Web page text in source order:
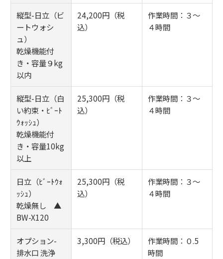
縦型-日立（ビ
ートウォシ
ュ）
乾燥機能付
き・容量９kg
以内
24,200円（税
込）
作業時間：３～
４時間
縦型-日立（白
い約束・ﾋﾞｰﾄ
ｳｫｯｼｭ）
乾燥機能付
き・容量10kg
以上
25,300円（税
込）
作業時間：３～
４時間
日立（ﾋﾞｰﾄｳｫ
ｯｼｭ）
乾燥無し ▲
BW-X120
25,300円（税
込）
作業時間：３～
４時間
オプション-
排水口 洗浄
3,300円（税込）
作業時間：０.5
時間